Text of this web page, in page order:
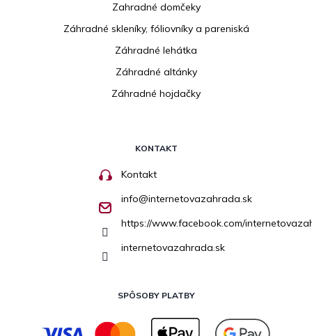
Zahradné domčeky
Záhradné skleníky, fóliovníky a pareniská
Záhradné lehátka
Záhradné altánky
Záhradné hojdačky
KONTAKT
Kontakt
info@internetovazahrada.sk
https://www.facebook.com/
internetovazahrada.sk
SPÔSOBY PLATBY